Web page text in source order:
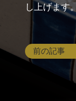
し上げます
前の記事